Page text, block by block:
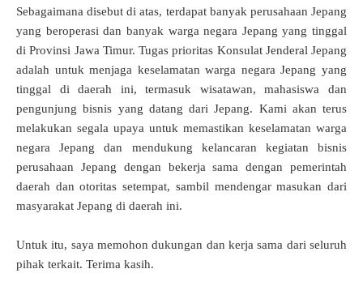
Sebagaimana disebut di atas, terdapat banyak perusahaan Jepang
yang beroperasi dan banyak warga negara Jepang yang tinggal
di Provinsi Jawa Timur. Tugas prioritas Konsulat Jenderal Jepang
adalah untuk menjaga keselamatan warga negara Jepang yang
tinggal di daerah ini, termasuk wisatawan, mahasiswa dan
pengunjung bisnis yang datang dari Jepang. Kami akan terus
melakukan segala upaya untuk memastikan keselamatan warga
negara Jepang dan mendukung kelancaran kegiatan bisnis
perusahaan Jepang dengan bekerja sama dengan pemerintah
daerah dan otoritas setempat, sambil mendengar masukan dari
masyarakat Jepang di daerah ini.
Untuk itu, saya memohon dukungan dan kerja sama dari seluruh
pihak terkait. Terima kasih.